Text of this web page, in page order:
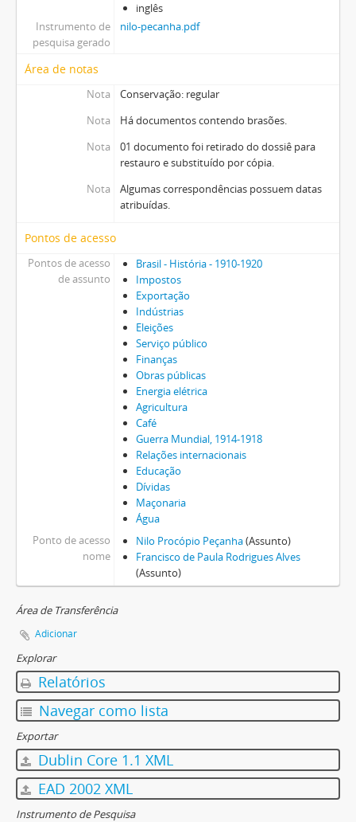
inglês
Instrumento de
pesquisa gerado
nilo-pecanha.pdf
Área de notas
Nota
Conservação: regular
Nota
Há documentos contendo brasões.
Nota
01 documento foi retirado do dossiê para
restauro e substituído por cópia.
Nota
Algumas correspondências possuem datas
atribuídas.
Pontos de acesso
Pontos de acesso
de assunto
Brasil - História - 1910-1920
Impostos
Exportação
Indústrias
Eleições
Serviço público
Finanças
Obras públicas
Energia elétrica
Agricultura
Café
Guerra Mundial, 1914-1918
Relações internacionais
Educação
Dívidas
Maçonaria
Água
Ponto de acesso
nome
Nilo Procópio Peçanha(Assunto)
Francisco de Paula Rodrigues Alves
(Assunto)
Área de Transferência
Adicionar
Explorar
Relatórios
Navegar como lista
Exportar
Dublin Core 1.1 XML
EAD 2002 XML
Instrumento de Pesquisa